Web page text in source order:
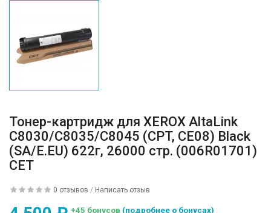
Тонер-картридж для XEROX AltaLink
C8030/C8035/C8045 (CPT, CE08) Black
(SA/E.EU) 622г, 26000 стр. (006R01701)
CET
0 отзывов / Написать отзыв
+45 бонусов (подробнее о бонусах)